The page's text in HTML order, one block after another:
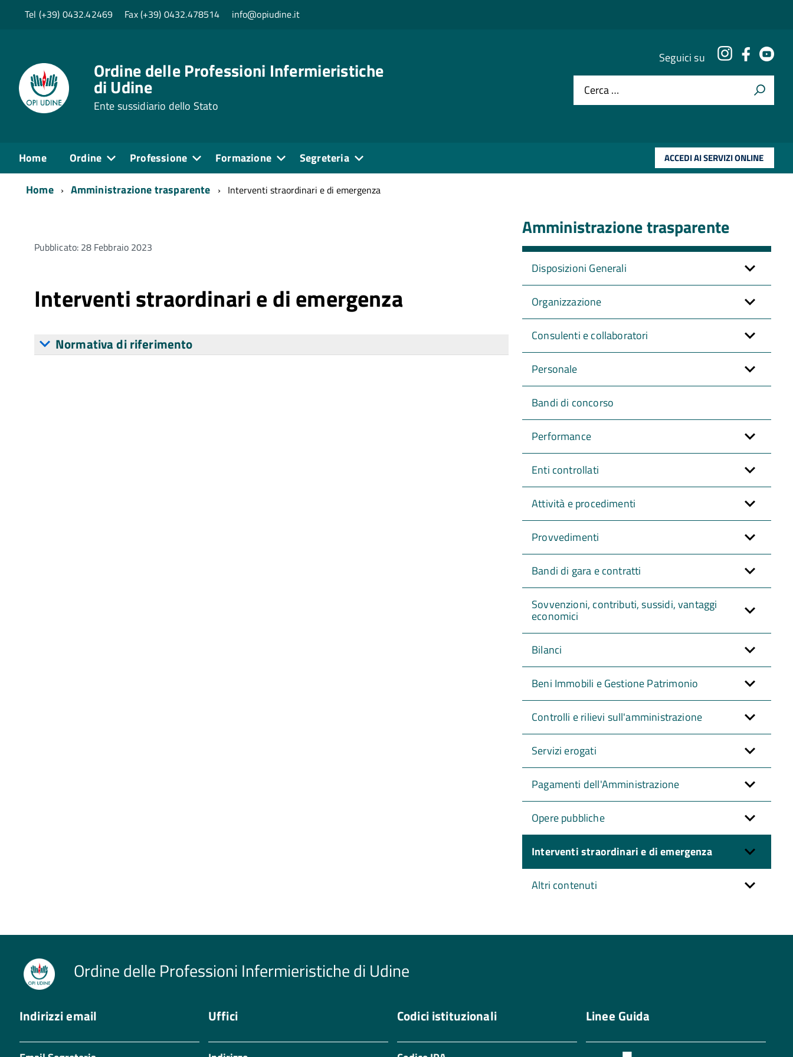
Tel (+39) 0432.42469 Fax (+39) 0432.478514 info@opiudine.it
Ordine delle Professioni Infermieristiche
di Udine
Ente sussidiario dello Stato
Seguici su Instagram
Facebook
Cerca …
Home Ordine Professione Formazione Segreteria ACCEDI AI SERVIZI ONLINE
Home Amministrazione trasparente Interventi straordinari e di emergenza
Pubblicato: 28 Febbraio 2023
Interventi straordinari e di emergenza
Normativa di riferimento
Amministrazione trasparente
Disposizioni Generali
Organizzazione
Consulenti e collaboratori
Personale
Bandi di concorso
Performance
Enti controllati
Attività e procedimenti
Provvedimenti
Bandi di gara e contratti
Sovvenzioni, contributi, sussidi, vantaggi
economici
Bilanci
Beni Immobili e Gestione Patrimonio
Controlli e rilievi sull'amministrazione
Servizi erogati
Pagamenti dell'Amministrazione
Opere pubbliche
Interventi straordinari e di emergenza
Altri contenuti
Ordine delle Professioni Infermieristiche di Udine
Indirizzi email Uffici Codici istituzionali Linee Guida